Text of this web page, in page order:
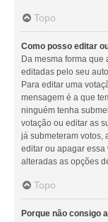
Topo
Como posso editar
Da mesma forma que
editadas pelo seu
Para editar uma
mensagem é a que
ninguém tenha
votação ou editar as
já submeteram votos,
editar ou apagar essa
alteradas as opções
Topo
Porque não consigo